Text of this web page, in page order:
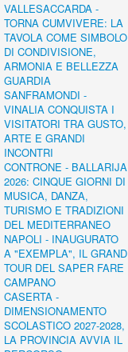
VALLESACCARDA -
TORNA CUMVIVERE: LA
TAVOLA COME SIMBOLO
DI CONDIVISIONE,
ARMONIA E BELLEZZA
GUARDIA
SANFRAMONDI -
VINALIA CONQUISTA I
VISITATORI TRA GUSTO,
ARTE E GRANDI
INCONTRI
CONTRONE - BALLARIJA
2026: CINQUE GIORNI DI
MUSICA, DANZA,
TURISMO E TRADIZIONI
DEL MEDITERRANEO
NAPOLI - INAUGURATO
A "EXEMPLA", IL GRAND
TOUR DEL SAPER FARE
CAMPANO
CASERTA -
DIMENSIONAMENTO
SCOLASTICO 2027-2028,
LA PROVINCIA AVVIA IL